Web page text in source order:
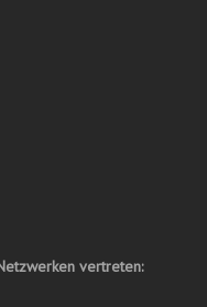
vertreten: